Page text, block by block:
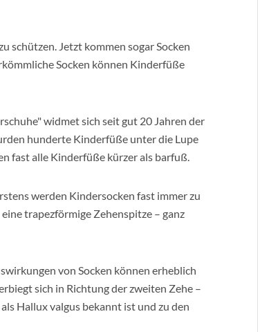
schützen. Jetzt kommen sogar Socken
Socken können Kinderfüße
widmet sich seit gut 20 Jahren der
hunderte Kinderfüße unter die Lupe
fast alle Kinderfüße kürzer als barfuß.
werden Kindersocken fast immer zu
trapezförmige Zehenspitze – ganz
von Socken können erheblich
sich in Richtung der zweiten Zehe –
Hallux valgus bekannt ist und zu den